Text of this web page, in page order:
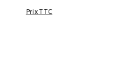
Prix TTC